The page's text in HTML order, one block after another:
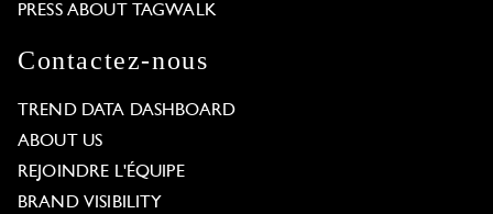
PRESS ABOUT TAGWALK
Contactez-nous
TREND DATA DASHBOARD
ABOUT US
REJOINDRE L'ÉQUIPE
BRAND VISIBILITY